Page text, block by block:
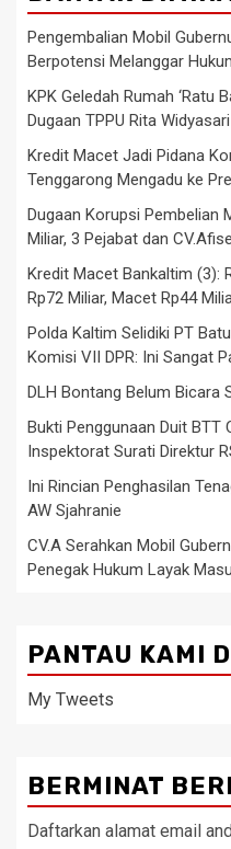
Pengembalian Mobil
Berpotensi Melanggar
KPK Geledah Rumah ‘Ratu
Dugaan TPPU Rita Widyasari
Kredit Macet Jadi Pidana
Tenggarong Mengadu ke
Dugaan Korupsi Pembelian
Miliar, 3 Pejabat dan
Kredit Macet Bankaltim (3):
Rp72 Miliar, Macet Rp44
Polda Kaltim Selidiki PT
Komisi VII DPR: Ini Sangat
DLH Bontang Belum Bicara
Bukti Penggunaan Duit BTT
Inspektorat Surati Direktur
Ini Rincian Penghasilan
AW Sjahranie
CV.A Serahkan Mobil
Penegak Hukum Layak
PANTAU KAMI
My Tweets
BERMINAT
Daftarkan alamat email